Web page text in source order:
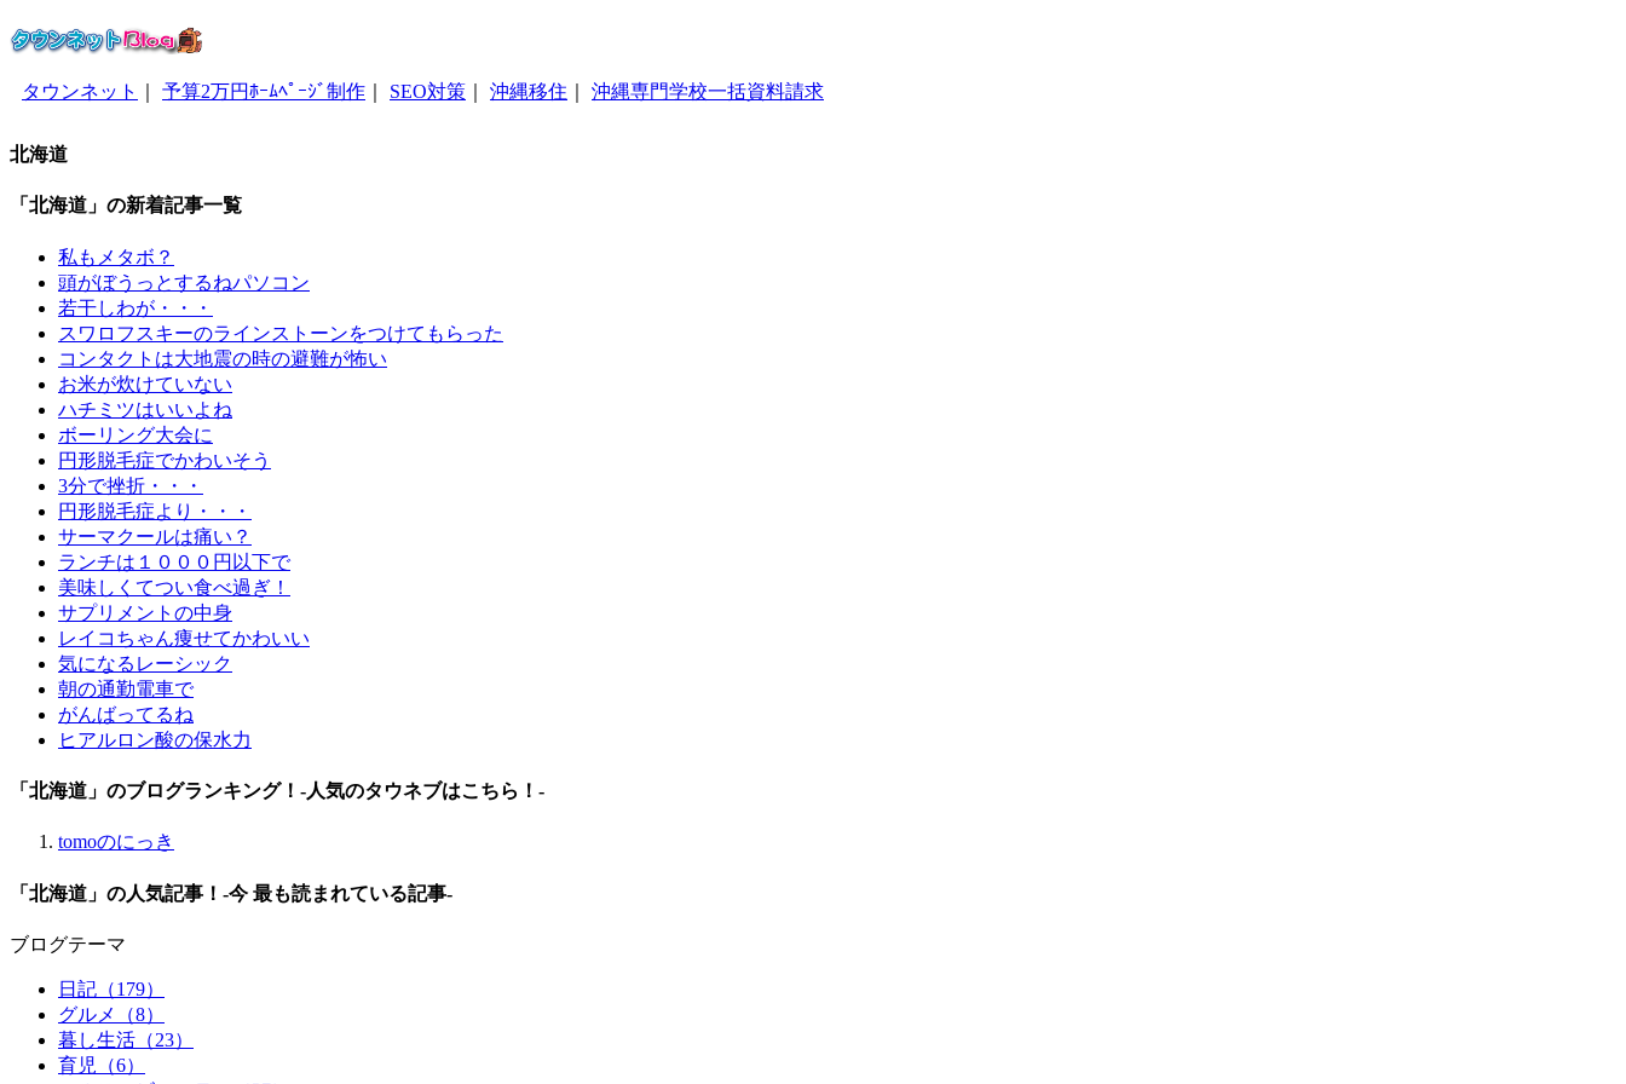
タウンネット 予算2万円ﾎｰﾑﾍﾟｰｼﾞ制作 SEO対策 沖縄移住 沖縄専門学校一括資料請求
北海道
「北海道」の新着記事一覧
私もメタボ？
頭がぼうっとするねパソコン
若干しわが・・・
スワロフスキーのラインストーンをつけてもらった
コンタクトは大地震の時の避難が怖い
お米が炊けていない
ハチミツはいいよね
ボーリング大会に
円形脱毛症でかわいそう
3分で挫折・・・
円形脱毛症より・・・
サーマクールは痛い？
ランチは１０００円以下で
美味しくてつい食べ過ぎ！
サプリメントの中身
レイコちゃん痩せてかわいい
気になるレーシック
朝の通勤電車で
がんばってるね
ヒアルロン酸の保水力
「北海道」のブログランキング！ -人気のタウネブはこちら！-
tomoのにっき
「北海道」の人気記事！ -今 最も読まれている記事-
ブログテーマ
日記 （179）
グルメ
（8）
暮し生活 （23）
育児
（6）